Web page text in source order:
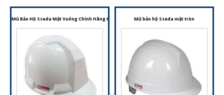
Mũ Bảo Hộ Sseda Mặt Vuông Chính Hãng Hàn Quốc – Bảo Vệ Vượt Trội Cho Người Lao Động
Mũ bảo hộ Sseda mặt tròn